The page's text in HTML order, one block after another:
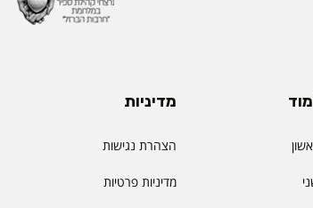
מדיניות
הצהרת נגישות
מדיניות פרטיות